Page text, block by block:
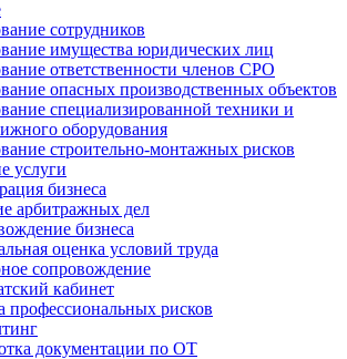
сотрудников
имущества юридических лиц
ответственности членов СРО
опасных производственных объектов
специализированной техники и
оборудования
строительно-монтажных рисков
услуги
бизнеса
арбитражных дел
бизнеса
оценка условий труда
сопровождение
кабинет
профессиональных рисков
документации по ОТ